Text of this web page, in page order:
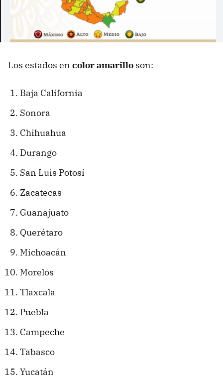
Los estados en color amarillo son:
Baja California
Sonora
Chihuahua
Durango
San Luis Potosí
Zacatecas
Guanajuato
Querétaro
Michoacán
Morelos
Tlaxcala
Puebla
Campeche
Tabasco
Yucatán